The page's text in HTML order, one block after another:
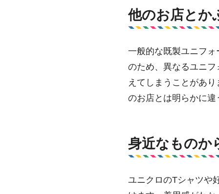
他のお店とか
一般的な既製ユニフ
のため、異なるユニ
えてしまうことがあ
のお店とは明らかに
身近なものか
ユニクロのTシャツや